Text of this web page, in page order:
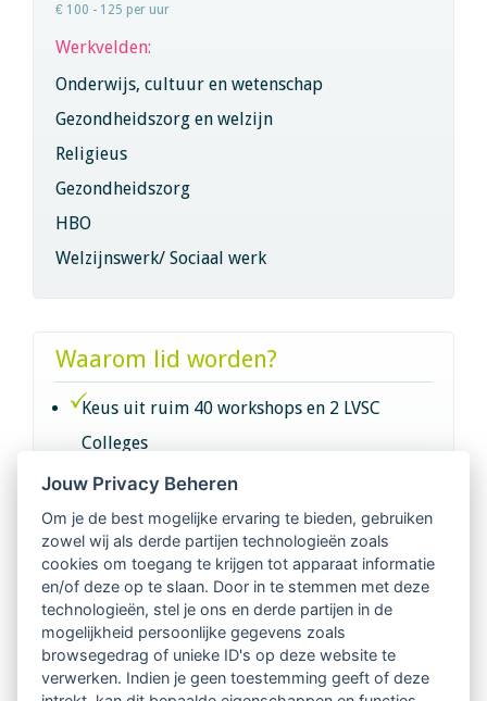
€ 100 - 125 per uur
Werkvelden:
Onderwijs, cultuur en wetenschap
Gezondheidszorg en welzijn
Religieus
Gezondheidszorg
HBO
Welzijnswerk/ Sociaal werk
Waarom lid worden?
Keus uit ruim 40 workshops en 2 LVSC
Colleges
Intervisie met geregistreerde vakgenoten
Netwerk van 2100 professionals in 14
regio's
Vindbaar voor opdrachtgevers
Tijdschrift voor
Jouw Privacy Beheren
Om je de best mogelijke ervaring te bieden, gebruiken
zowel wij als derde partijen technologieën zoals
cookies om toegang te krijgen tot apparaat informatie
en/of deze op te slaan. Door in te stemmen met deze
technologieën, stel je ons en derde partijen in de
mogelijkheid persoonlijke gegevens zoals
browsegedrag of unieke ID's op deze website te
verwerken. Indien je geen toestemming geeft of deze